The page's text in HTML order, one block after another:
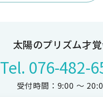
太陽のプリズム才
Tel. 076-482-
受付時間：9:00 ～